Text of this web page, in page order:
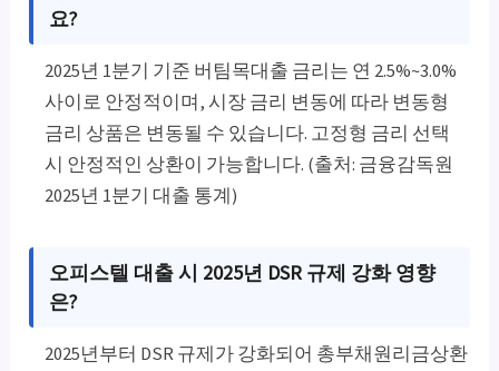
요?
2025년 1분기 기준 버팀목대출 금리는 연 2.5%~3.0%
사이로 안정적이며, 시장 금리 변동에 따라 변동형
금리 상품은 변동될 수 있습니다. 고정형 금리 선택
시 안정적인 상환이 가능합니다. (출처: 금융감독원
2025년 1분기 대출 통계)
오피스텔 대출 시 2025년 DSR 규제 강화 영향
은?
2025년부터 DSR 규제가 강화되어 총부채원리금상환